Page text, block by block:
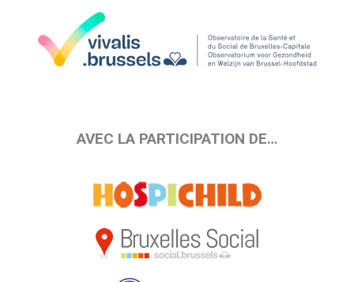
AVEC LA PARTICIPATION DE…